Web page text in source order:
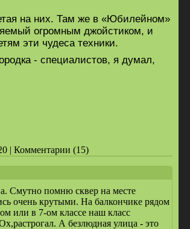
на них. Там же в «Юбилейном»
огромным джойстиком, и
эти чудеса техники.
- специалистов, я думал,
| Комментарии (15)
Смутно помню сквер на месте
очень крутыми. На балкончике рядом
или в 7-ом классе наш класс
А безлюдная улица - это